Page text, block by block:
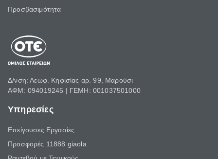
Προσβασιμότητα
Δ/νση: Λεωφ. Κηφισίας αρ. 99, Μαρούσι
ΑΦΜ: 094019245 | ΓΕΜΗ: 001037501000
Υπηρεσίες
Επείγουσες Εργασίες
Προσφορές 11888 giaola